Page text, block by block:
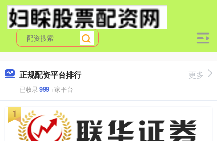
正规配资平台排行
已收录999+家平台
更多